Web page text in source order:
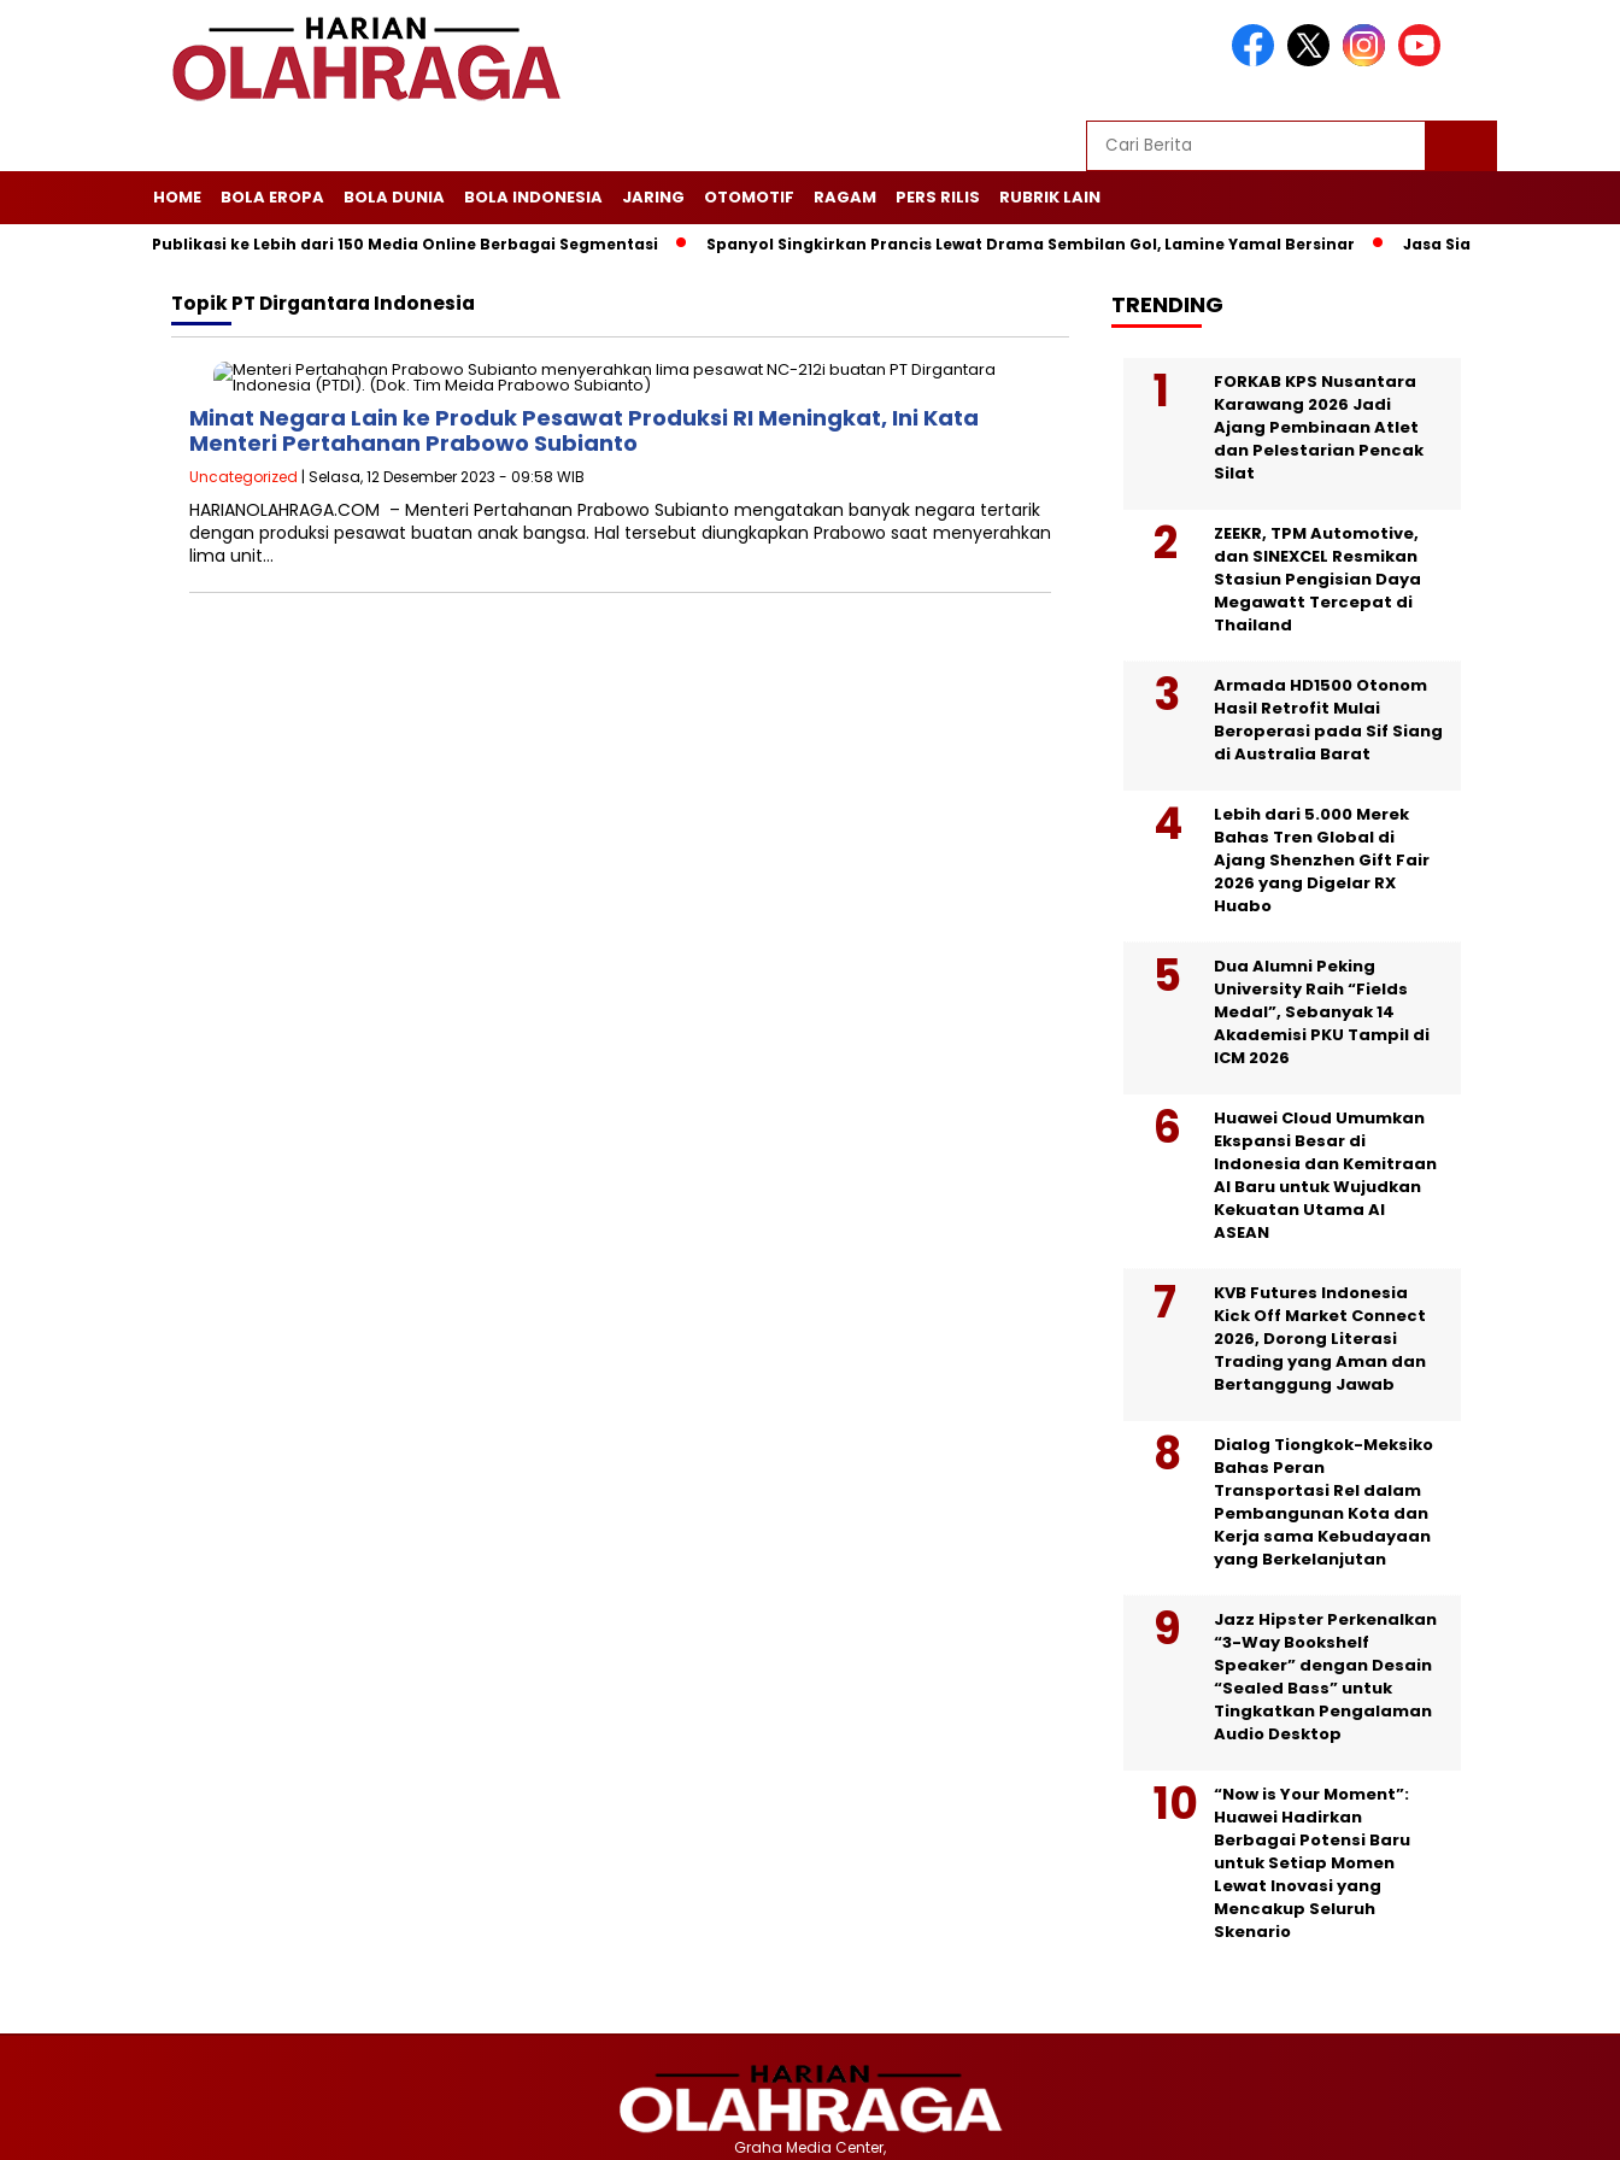
HOME BOLA EROPA BOLA DUNIA BOLA INDONESIA JARING OTOMOTIF RAGAM PERS RILIS RUBRIK LAIN
Melayani Publikasi ke Lebih dari 150 Media Online Berbagai Segmentasi Spanyol Singkirkan Prancis Lewat Drama Sembilan Gol, Lamine Yamal Bersinar Jasa Siaran Pers
TopikPT Dirgantara Indonesia
Minat Negara Lain ke Produk Pesawat Produksi RI Meningkat, Ini Kata
Menteri Pertahanan Prabowo Subianto
Uncategorized | Selasa, 12 Desember 2023 - 09:58 WIB
HARIANOLAHRAGA.COM – Menteri Pertahanan Prabowo Subianto mengatakan banyak negara tertarik
dengan produksi pesawat buatan anak bangsa. Hal tersebut diungkapkan Prabowo saat menyerahkan
lima unit…
TRENDING
FORKAB KPS Nusantara
Karawang 2026 Jadi
Ajang Pembinaan Atlet
dan Pelestarian Pencak
Silat
ZEEKR, TPM Automotive,
dan SINEXCEL Resmikan
Stasiun Pengisian Daya
Megawatt Tercepat di
Thailand
Armada HD1500 Otonom
Hasil Retrofit Mulai
Beroperasi pada Sif Siang
di Australia Barat
Lebih dari 5.000 Merek
Bahas Tren Global di
Ajang Shenzhen Gift Fair
2026 yang Digelar RX
Huabo
Dua Alumni Peking
University Raih “Fields
Medal”, Sebanyak 14
Akademisi PKU Tampil di
ICM 2026
Huawei Cloud Umumkan
Ekspansi Besar di
Indonesia dan Kemitraan
AI Baru untuk Wujudkan
Kekuatan Utama AI
ASEAN
KVB Futures Indonesia
Kick Off Market Connect
2026, Dorong Literasi
Trading yang Aman dan
Bertanggung Jawab
Dialog Tiongkok-Meksiko
Bahas Peran
Transportasi Rel dalam
Pembangunan Kota dan
Kerja sama Kebudayaan
yang Berkelanjutan
Jazz Hipster Perkenalkan
“3-Way Bookshelf
Speaker” dengan Desain
“Sealed Bass” untuk
Tingkatkan Pengalaman
Audio Desktop
“Now is Your Moment”:
Huawei Hadirkan
Berbagai Potensi Baru
untuk Setiap Momen
Lewat Inovasi yang
Mencakup Seluruh
Skenario
Graha Media Center,